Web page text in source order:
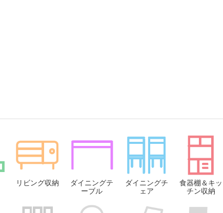
リビング収納
ダイニングテ
ーブル
ダイニングチ
ェア
食器棚＆キッ
チン収納